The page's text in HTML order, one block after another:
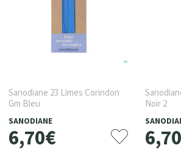
Sanodiane 23 Limes Corindon
Gm Bleu
SANODIANE
6,70€
Noir 2
6,70